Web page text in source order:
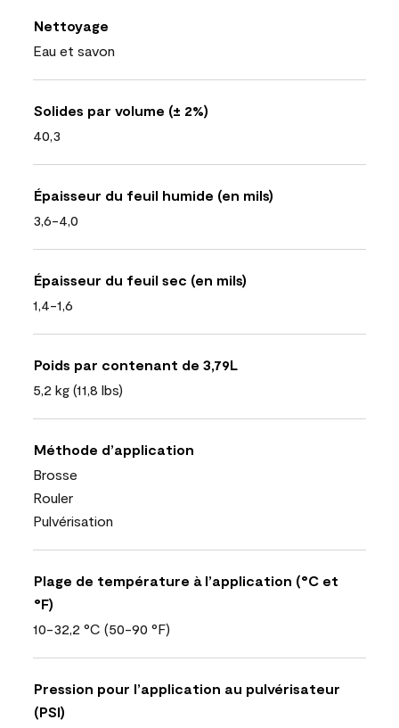
Nettoyage
Eau et savon
Solides par volume (± 2%)
40,3
Épaisseur du feuil humide (en mils)
3,6-4,0
Épaisseur du feuil sec (en mils)
1,4-1,6
Poids par contenant de 3,79L
5,2 kg (11,8 lbs)
Méthode d’application
Brosse
Rouler
Pulvérisation
Plage de température à l’application (°C et
°F)
10-32,2 °C (50-90 °F)
Pression pour l’application au pulvérisateur
(PSI)